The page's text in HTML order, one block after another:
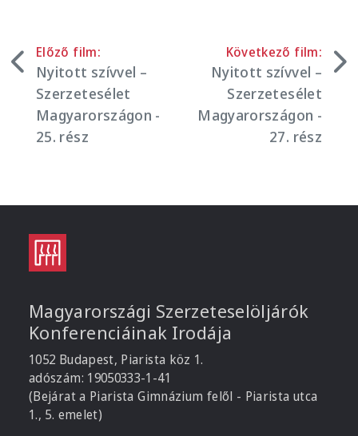
Előző film:
Nyitott szívvel –
Szerzetesélet
Magyarországon -
25. rész
Következő film:
Nyitott szívvel –
Szerzetesélet
Magyarországon -
27. rész
Magyarországi Szerzeteselöljárók
Konferenciáinak Irodája
1052 Budapest, Piarista köz 1.
adószám: 19050333-1-41
(Bejárat a Piarista Gimnázium felől - Piarista utca
1., 5. emelet)